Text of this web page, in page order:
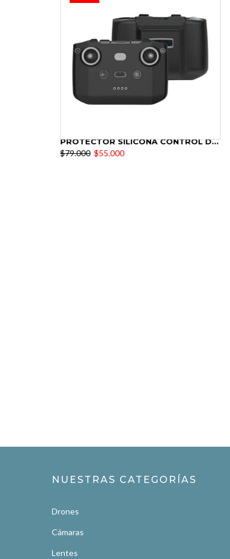
PROTECTOR SILICONA CONTROL DJI N2 - N3 - N1
$79.000 $55.000
NUESTRAS CATEGORÍAS
Drones
Cámaras
Lentes